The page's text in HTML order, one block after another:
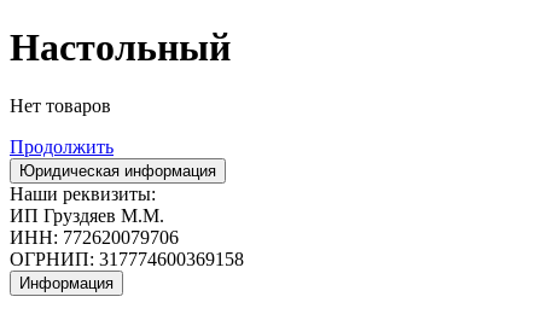
Настольный
Нет товаров
Продолжить
Юридическая информация
Наши реквизиты:
ИП Груздяев М.М.
ИНН: 772620079706
ОГРНИП: 317774600369158
Информация